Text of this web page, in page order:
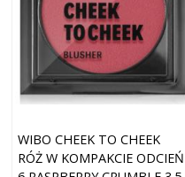
WIBO CHEEK TO CHEEK
RÓŻ W KOMPAKCIE ODCIEŃ